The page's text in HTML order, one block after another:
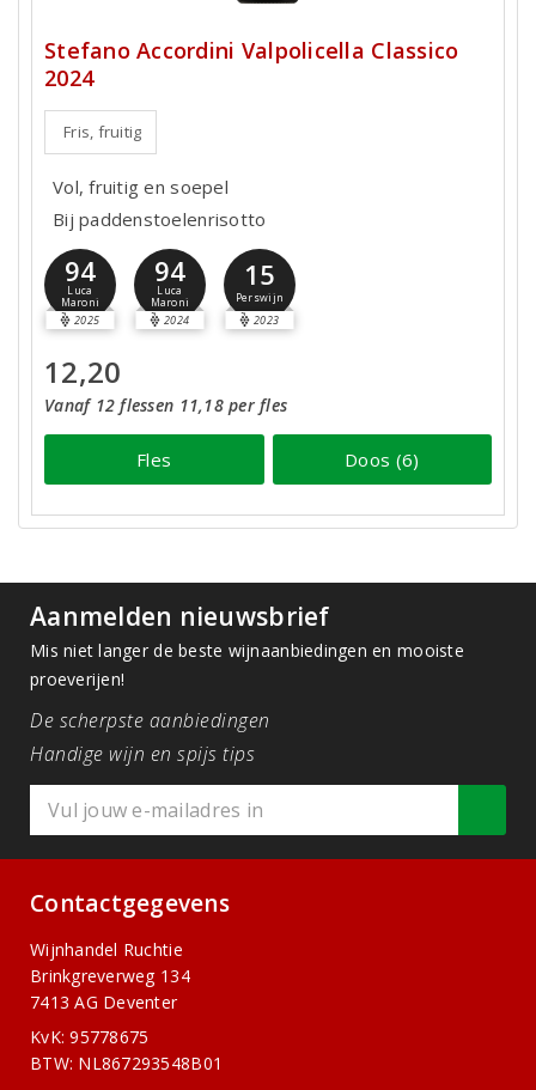
Stefano Accordini Valpolicella Classico
2024
Fris, fruitig
Vol, fruitig en soepel
Bij paddenstoelenrisotto
94
Luca
Maroni
2025
94
Luca
Maroni
2024
15
Perswijn
2023
12,20
Vanaf 12 flessen 11,18 per fles
Fles Doos (6)
Aanmelden nieuwsbrief
Mis niet langer de beste wijnaanbiedingen en mooiste
proeverijen!
De scherpste aanbiedingen
Handige wijn en spijs tips
Contactgegevens
Wijnhandel Ruchtie
Brinkgreverweg 134
7413 AG Deventer
KvK: 95778675
BTW: NL867293548B01